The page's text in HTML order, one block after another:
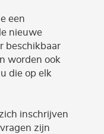
een
nieuwe
beschikbaar
worden ook
u die op elk
inschrijven
zijn